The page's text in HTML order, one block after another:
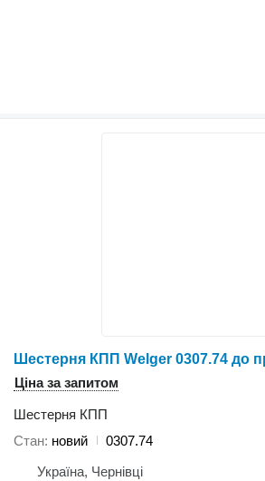
Ціна за запитом
Шестерня КПП
Стан новий
0307.74
Україна, Чернівці